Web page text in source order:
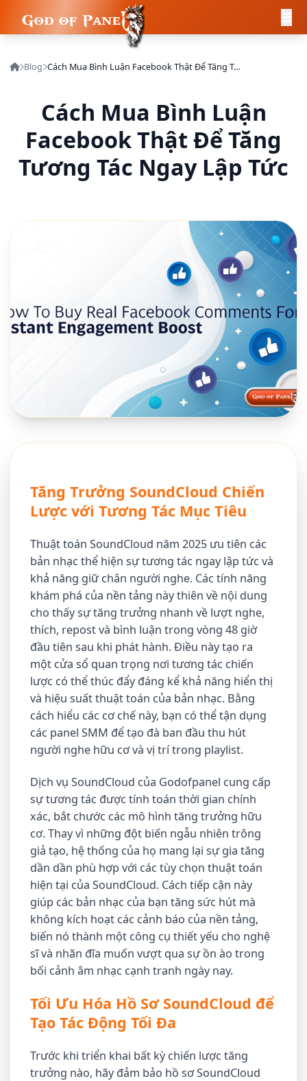
Blog Cách Mua Bình Luận Facebook Thật Để Tăng Tương Tác Ngay Lập Tức
Cách Mua Bình Luận
Facebook Thật Để Tăng
Tương Tác Ngay Lập Tức
Tăng Trưởng SoundCloud Chiến
Lược với Tương Tác Mục Tiêu
Thuật toán SoundCloud năm 2025 ưu tiên các
bản nhạc thể hiện sự tương tác ngay lập tức và
khả năng giữ chân người nghe. Các tính năng
khám phá của nền tảng này thiên về nội dung
cho thấy sự tăng trưởng nhanh về lượt nghe,
thích, repost và bình luận trong vòng 48 giờ
đầu tiên sau khi phát hành. Điều này tạo ra
một cửa sổ quan trọng nơi tương tác chiến
lược có thể thúc đẩy đáng kể khả năng hiển thị
và hiệu suất thuật toán của bản nhạc. Bằng
cách hiểu các cơ chế này, bạn có thể tận dụng
các panel SMM để tạo đà ban đầu thu hút
người nghe hữu cơ và vị trí trong playlist.
Dịch vụ SoundCloud của Godofpanel cung cấp
sự tương tác được tính toán thời gian chính
xác, bắt chước các mô hình tăng trưởng hữu
cơ. Thay vì những đột biến ngẫu nhiên trông
giả tạo, hệ thống của họ mang lại sự gia tăng
dần dần phù hợp với các tùy chọn thuật toán
hiện tại của SoundCloud. Cách tiếp cận này
giúp các bản nhạc của bạn tăng sức hút mà
không kích hoạt các cảnh báo của nền tảng,
biến nó thành một công cụ thiết yếu cho nghệ
sĩ và nhãn đĩa muốn vượt qua sự ồn ào trong
bối cảnh âm nhạc cạnh tranh ngày nay.
Tối Ưu Hóa Hồ Sơ SoundCloud để
Tạo Tác Động Tối Đa
Trước khi triển khai bất kỳ chiến lược tăng
trưởng nào, hãy đảm bảo hồ sơ SoundCloud